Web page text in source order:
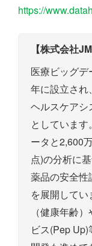
https://
【株式会社
医療ビッグ
年に設立され
ヘルスケアシ
としていま
ータと2,600
点)の分析に
薬品の安全性
を展開して
（健康年齢
ビス(Pep